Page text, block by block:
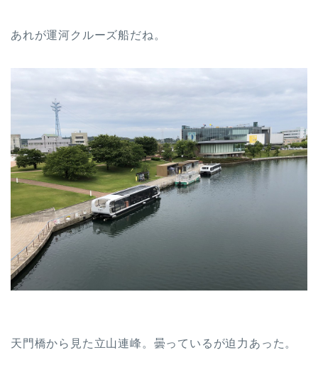
あれが運河クルーズ船だね。
天門橋から見た立山連峰。曇っているが迫力あった。